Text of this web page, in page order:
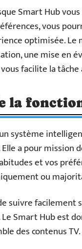
Smart Hub
vous
optimisée.
une mise en
facilite la
la
système
a pour mission
et vos
ou
suivre facilement
Smart Hub est
des contenus TV.